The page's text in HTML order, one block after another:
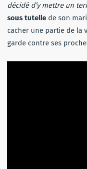
décidé d’y mettre un
sous tutelle de son
cacher une partie de la
garde contre ses